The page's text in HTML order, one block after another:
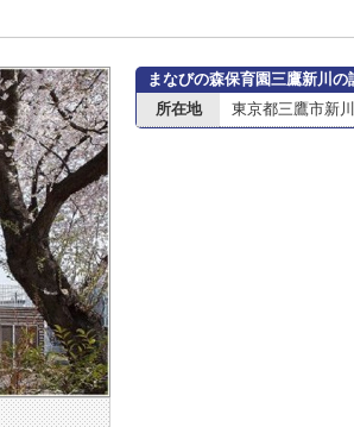
まなびの森保育園三鷹新川の
所在地
東京都三鷹市新